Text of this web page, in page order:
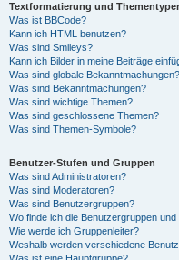
Textformatierung und
Was ist BBCode?
Kann ich HTML benutzen?
Was sind Smileys?
Kann ich Bilder in meine Beiträge
Was sind globale Bekanntmachungen?
Was sind Bekanntmachungen?
Was sind wichtige Themen?
Was sind geschlossene Themen?
Was sind Themen-Symbole?
Benutzer-Stufen und Gruppen
Was sind Administratoren?
Was sind Moderatoren?
Was sind Benutzergruppen?
Wo finde ich die Benutzergruppen
Wie werde ich Gruppenleiter?
Weshalb werden verschiedene